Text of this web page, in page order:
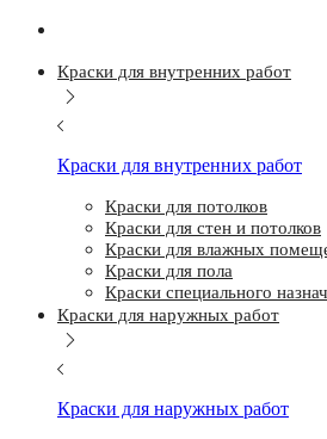
Краски для внутренних работ
Краски для внутренних работ
Краски для потолков
Краски для стен и потолков
Краски для влажных
Краски для пола
Краски специального
Краски для наружных работ
Краски для наружных работ